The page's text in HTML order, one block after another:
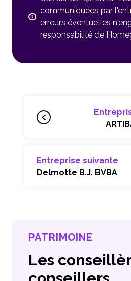
communiquées par
erreurs éventuelles
responsabilité de
Entreprise suivante
Delmotte B.J. BVBA
PATRIMOINE
Les